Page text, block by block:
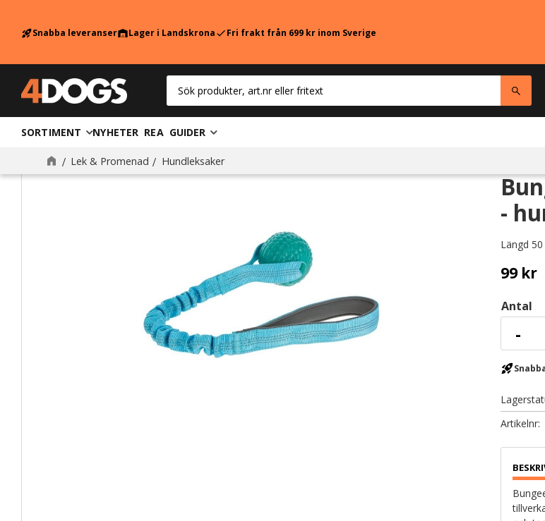
rocket_launchSnabba leveranserwarehouseLager i LandskronacheckFri frakt från 699 kr inom Sverige
SORTIMENT NYHETER REA GUIDER
Lek & Promenad Hundleksaker
-
Längd
99kr
Antal
-
rocket_launch
Artikelnr